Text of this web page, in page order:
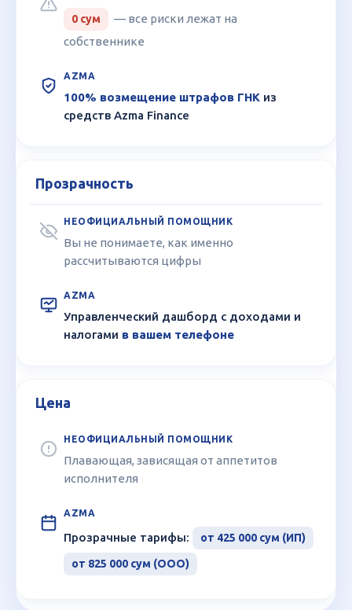
0 сум
— все риски лежат на
собственнике
100% возмещение штрафов ГНК из
средств Azma Finance
Прозрачность
Вы не понимаете, как именно
рассчитываются цифры
Управленческий дашборд с доходами и
налогами в вашем телефоне
Цена
Плавающая, зависящая от аппетитов
исполнителя
Прозрачные тарифы: от 425 000 сум (ИП)
от 825 000 сум (ООО)